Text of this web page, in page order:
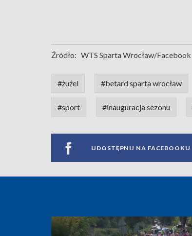
Źródło: WTS Sparta Wrocław/Facebook
#żużel #betard sparta wrocław
#sport #inauguracja sezonu
UDOSTĘPNIJ NA FACEBOOKU